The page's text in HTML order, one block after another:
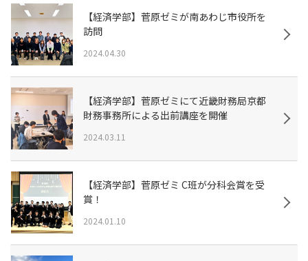
【経済学部】菅原ゼミが南あわじ市役所を
訪問
2024.04.30
【経済学部】菅原ゼミにて近畿財務局京都
財務事務所による出前講座を開催
2024.03.11
【経済学部】菅原ゼミ C班が分科会賞を受
賞！
2024.01.10